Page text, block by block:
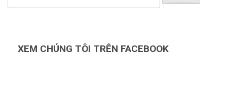
kiếm
XEM CHÚNG TÔI TRÊN FACEBOOK